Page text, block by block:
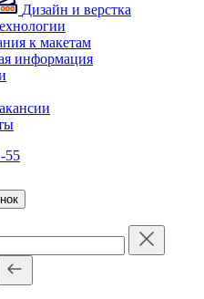
Дизайн и верстка
к макетам
информация
55